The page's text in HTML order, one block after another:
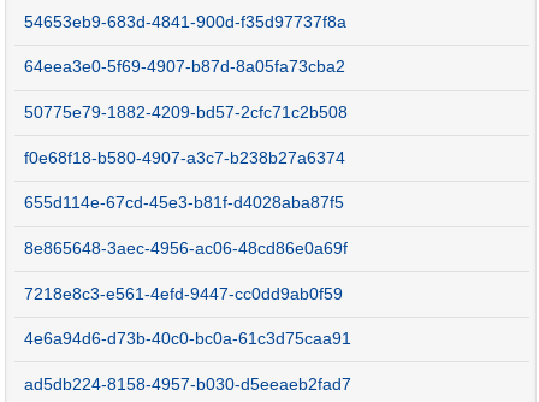
54653eb9-683d-4841-900d-f35d97737f8a
64eea3e0-5f69-4907-b87d-8a05fa73cba2
50775e79-1882-4209-bd57-2cfc71c2b508
f0e68f18-b580-4907-a3c7-b238b27a6374
655d114e-67cd-45e3-b81f-d4028aba87f5
8e865648-3aec-4956-ac06-48cd86e0a69f
7218e8c3-e561-4efd-9447-cc0dd9ab0f59
4e6a94d6-d73b-40c0-bc0a-61c3d75caa91
ad5db224-8158-4957-b030-d5eeaeb2fad7